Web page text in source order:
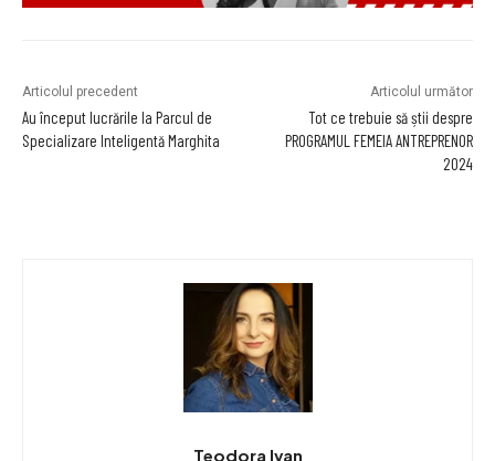
Articolul precedent
Au început lucrările la Parcul de
Specializare Inteligentă Marghita
Articolul următor
Tot ce trebuie să știi despre
PROGRAMUL FEMEIA ANTREPRENOR
2024
Teodora Ivan